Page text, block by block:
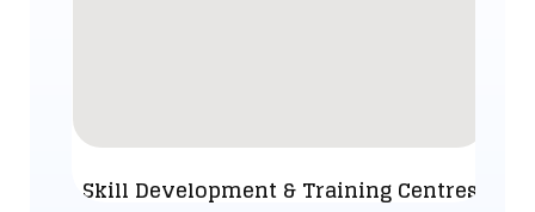
Skill Development & Training Centres